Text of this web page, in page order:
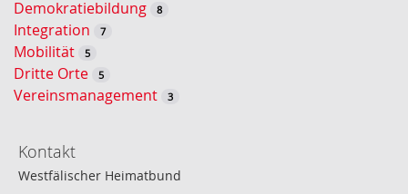
Demokratiebildung 8
Integration 7
Mobilität 5
Dritte Orte 5
Vereinsmanagement 3
Kontakt
Westfälischer Heimatbund